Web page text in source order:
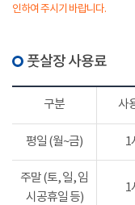
인하여 주시기 바랍니다.
풋살장 사용료
구분 사
평일 (월~금) 1
주말 (토, 일, 임
시공휴일 등)
1